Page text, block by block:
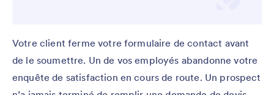
Votre client ferme votre formulaire de contact avant
de le soumettre. Un de vos employés abandonne votre
enquête de satisfaction en cours de route. Un prospect